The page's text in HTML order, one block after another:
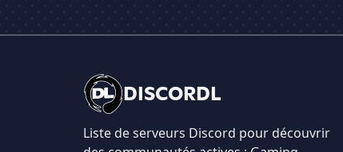
DISCORDL
Liste de serveurs Discord pour découvrir